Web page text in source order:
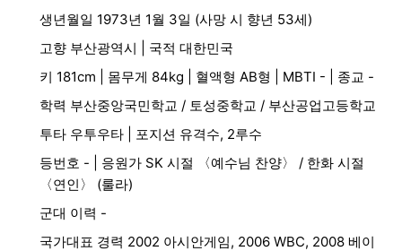
생년월일 1973년 1월 3일 (사망 시 향년 53세)
고향 부산광역시 | 국적 대한민국
키 181cm | 몸무게 84kg | 혈액형 AB형 | MBTI - | 종교 -
학력 부산중앙국민학교 / 토성중학교 / 부산공업고등학교
투타 우투우타 | 포지션 유격수, 2루수
등번호 - | 응원가 SK 시절 〈예수님 찬양〉 / 한화 시절
〈연인〉 (룰라)
군대 이력 -
국가대표 경력 2002 아시안게임, 2006 WBC, 2008 베이